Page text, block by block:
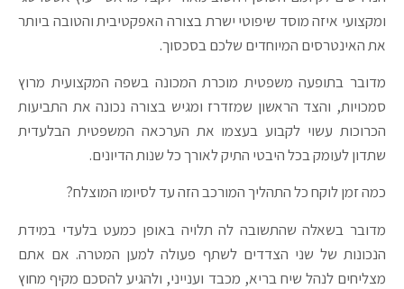
ומקצועי איזה מוסד שיפוטי ישרת בצורה האפקטיבית והטובה ביותר
את האינטרסים המיוחדים שלכם בסכסוך.
מדובר בתופעה משפטית מוכרת המכונה בשפה המקצועית מרוץ
סמכויות, והצד הראשון שמזדרז ומגיש בצורה נכונה את התביעות
הכרוכות עשוי לקבוע בעצמו את הערכאה המשפטית הבלעדית
שתדון לעומק בכל היבטי התיק לאורך כל שנות הדיונים.
כמה זמן לוקח כל התהליך המורכב הזה עד לסיומו המוצלח?
מדובר בשאלה שהתשובה לה תלויה באופן כמעט בלעדי במידת
הנכונות של שני הצדדים לשתף פעולה למען המטרה. אם אתם
מצליחים לנהל שיח בריא, מכבד וענייני, ולהגיע להסכם מקיף מחוץ